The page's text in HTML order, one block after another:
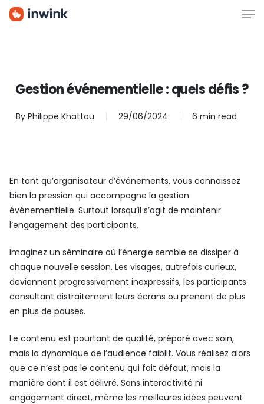
Skip
Gestion événementielle : quels défis ?
By Philippe Khattou 29/06/2024 6 min read
En tant qu’organisateur d’événements, vous connaissez
bien la pression qui accompagne la gestion
événementielle. Surtout lorsqu’il s’agit de maintenir
l’engagement des participants.
Imaginez un séminaire où l’énergie semble se dissiper à
chaque nouvelle session. Les visages, autrefois curieux,
deviennent progressivement inexpressifs, les participants
consultant distraitement leurs écrans ou prenant de plus
en plus de pauses.
Le contenu est pourtant de qualité, préparé avec soin,
mais la dynamique de l’audience faiblit. Vous réalisez alors
que ce n’est pas le contenu qui fait défaut, mais la
manière dont il est délivré. Sans interactivité ni
engagement direct, même les meilleures idées peuvent